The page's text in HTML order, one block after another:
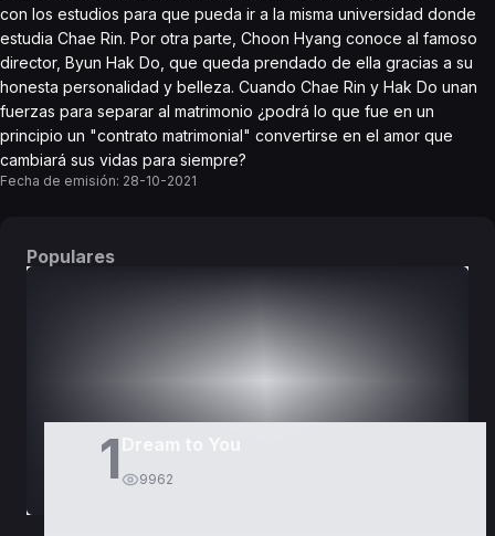
con los estudios para que pueda ir a la misma universidad donde
estudia Chae Rin. Por otra parte, Choon Hyang conoce al famoso
director, Byun Hak Do, que queda prendado de ella gracias a su
honesta personalidad y belleza. Cuando Chae Rin y Hak Do unan
fuerzas para separar al matrimonio ¿podrá lo que fue en un
principio un "contrato matrimonial" convertirse en el amor que
cambiará sus vidas para siempre?
Fecha de emisión: 28-10-2021
Populares
1 9962